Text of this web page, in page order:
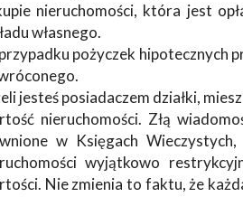
nieruchomości, która jest
własnego.
pożyczek hipotecznych
jesteś posiadaczem działki,
nieruchomości. Złą
w Księgach
wyjątkowo
Nie zmienia to faktu, że